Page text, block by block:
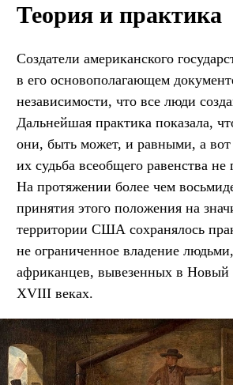
Теория и практика
Создатели американского
в его основополагающем
независимости, что все люди
Дальнейшая практика показала,
они, быть может, и равными, а
их судьба всеобщего равенства не
На протяжении более чем
принятия этого положения на
территории США сохранялось
не ограниченное владение
африканцев, вывезенных в
XVIII веках.